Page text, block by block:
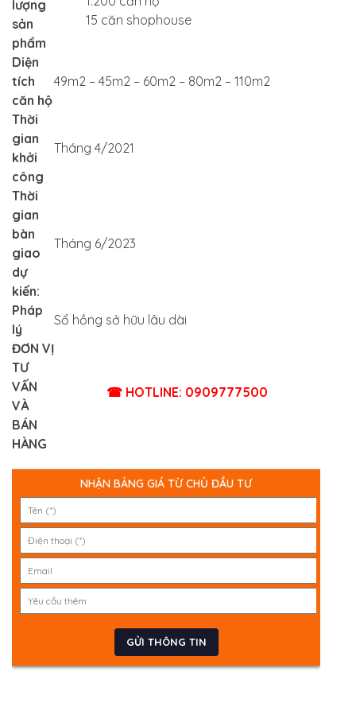
lượng
sản
phẩm
15 căn shophouse
Diện
tích
căn hộ
49m2 – 45m2 – 60m2 – 80m2 – 110m2
Thời
gian
khởi
công
Tháng 4/2021
Thời
gian
bàn
giao
dự
kiến:
Tháng 6/2023
Pháp
lý
Sổ hồng sở hữu lâu dài
ĐƠN VỊ
TƯ
VẤN
VÀ
BÁN
HÀNG
☎ HOTLINE: 0909777500
NHẬN BẢNG GIÁ TỪ CHỦ ĐẦU TƯ